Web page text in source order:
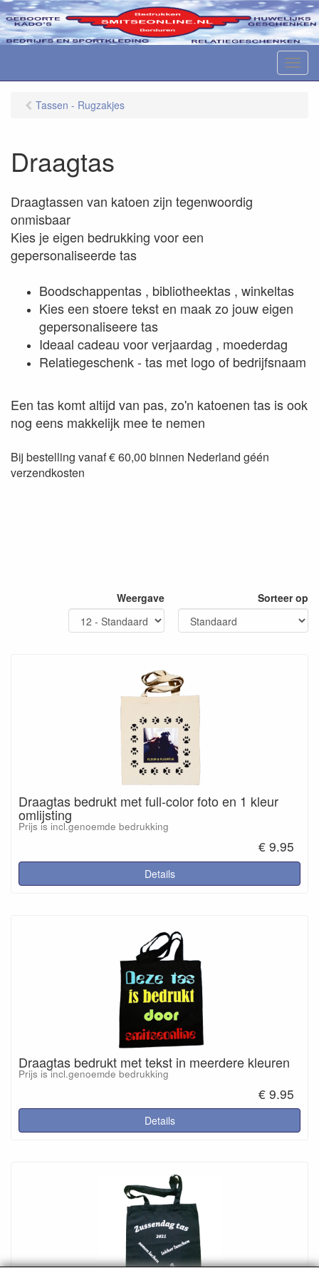
M
e
Tassen - Rugzakjes
Draagtas
Draagtassen van katoen zijn tegenwoordig
onmisbaar
Kies je eigen bedrukking voor een
gepersonaliseerde tas
Boodschappentas , bibliotheektas , winkeltas
Kies een stoere tekst en maak zo jouw eigen
gepersonaliseere tas
Ideaal cadeau voor verjaardag , moederdag
Relatiegeschenk - tas met logo of bedrijfsnaam
Een tas komt altijd van pas, zo'n katoenen tas is ook
nog eens makkelijk mee te nemen
Bij bestelling vanaf € 60,00 binnen Nederland géén
verzendkosten
Weergave Sorteer op
Draagtas bedrukt met full-color foto en 1 kleur
omlijsting
Prijs is incl.genoemde bedrukking
€ 9.95
Details
Draagtas bedrukt met tekst in meerdere kleuren
Prijs is incl.genoemde bedrukking
€ 9.95
Details